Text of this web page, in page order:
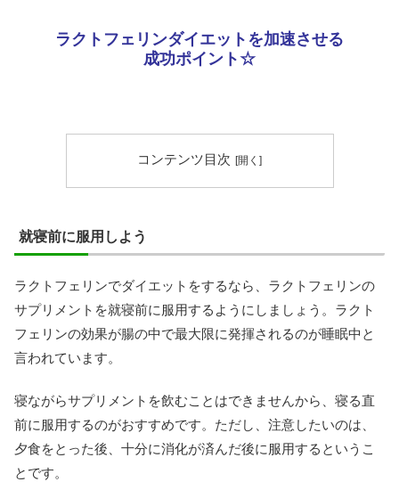
ラクトフェリンダイエットを加速させる
成功ポイント☆
コンテンツ目次
就寝前に服用しよう
ラクトフェリンでダイエットをするなら、ラクトフェリンの
サプリメントを就寝前に服用するようにしましょう。ラクト
フェリンの効果が腸の中で最大限に発揮されるのが睡眠中と
言われています。
寝ながらサプリメントを飲むことはできませんから、寝る直
前に服用するのがおすすめです。ただし、注意したいのは、
夕食をとった後、十分に消化が済んだ後に服用するというこ
とです。